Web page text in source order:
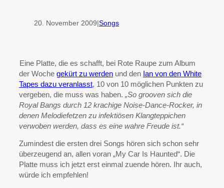
20. November 2009|Songs
Eine Platte, die es schafft, bei Rote Raupe zum Album
der Woche gekürt zu werden und den Ian von den White
Tapes dazu veranlasst, 10 von 10 möglichen Punkten zu
vergeben, die muss was haben. „So grooven sich die
Royal Bangs durch 12 krachige Noise-Dance-Rocker, in
denen Melodiefetzen zu infektiösen Klangteppichen
verwoben werden, dass es eine wahre Freude ist.“
Zumindest die ersten drei Songs hören sich schon sehr
überzeugend an, allen voran „My Car Is Haunted“. Die
Platte muss ich jetzt erst einmal zuende hören. Ihr auch,
würde ich empfehlen!